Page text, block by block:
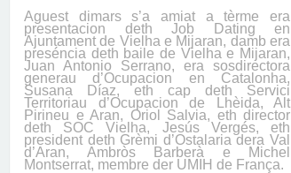
Aguest dimars s’a amiat a tèrme era
presentacion deth Job Dating en
Ajuntament de Vielha e Mijaran, damb era
preséncia deth baile de Vielha e Mijaran,
Juan Antonio Serrano, era sosdirectora
generau d’Ocupacion en Catalonha,
Susana Díaz, eth cap deth Servici
Territoriau d’Ocupacion de Lhèida, Alt
Pirineu e Aran, Oriol Salvia, eth director
deth SOC Vielha, Jesús Vergés, eth
president deth Grèmi d’Ostalaria dera Val
d’Aran, Ambròs Barberà e Michel
Montserrat, membre der UMIH de França.